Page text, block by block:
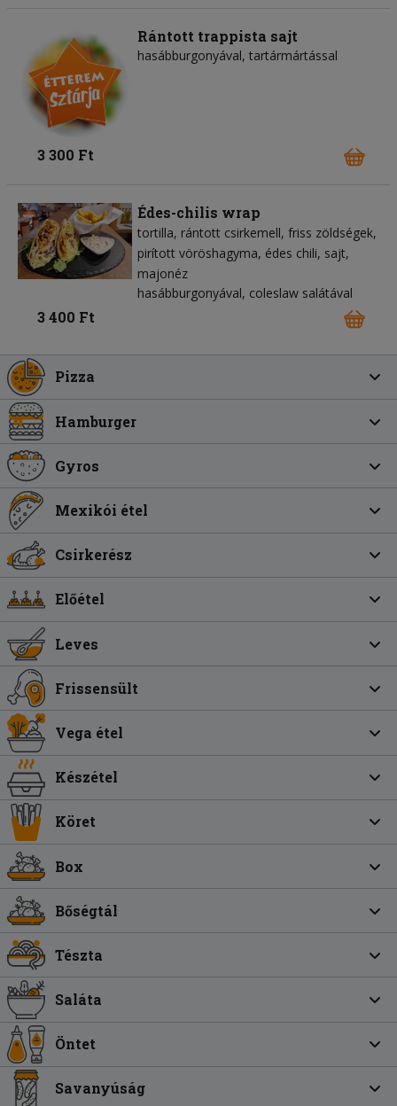
Rántott trappista sajt
hasábburgonyával, tartármártással
3 300 Ft
Édes-chilis wrap
tortilla rántott csirkemell friss zöldségek
pirított vöröshagyma édes chili sajt
majonéz
hasábburgonyával, coleslaw salátával
3 400 Ft
Pizza
Hamburger
Gyros
Mexikói étel
Csirkerész
Előétel
Leves
Frissensült
Vega étel
Készétel
Köret
Box
Bőségtál
Tészta
Saláta
Öntet
Savanyúság